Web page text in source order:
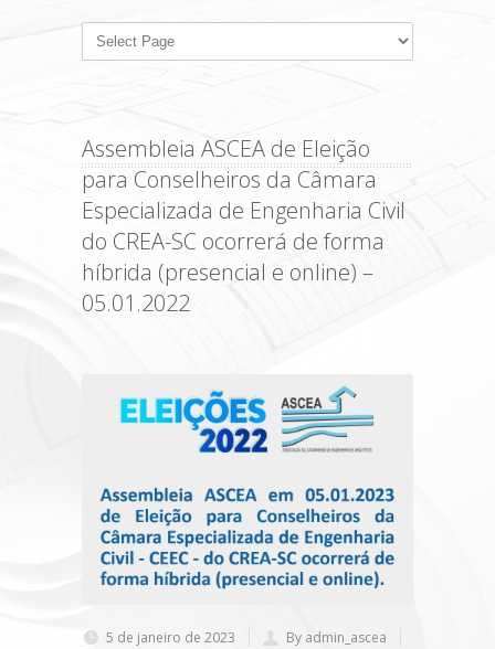
Assembleia ASCEA de Eleição
para Conselheiros da Câmara
Especializada de Engenharia Civil
do CREA-SC ocorrerá de forma
híbrida (presencial e online) –
05.01.2022
5 de janeiro de 2023
By admin_ascea